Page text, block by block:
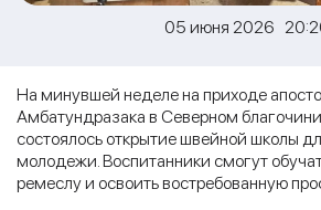
05 июня 2026
На минувшей неделе на приходе
Амбатундразака в Северном
состоялось открытие швейной школы
молодежи. Воспитанники смогут
ремеслу и освоить востребованную